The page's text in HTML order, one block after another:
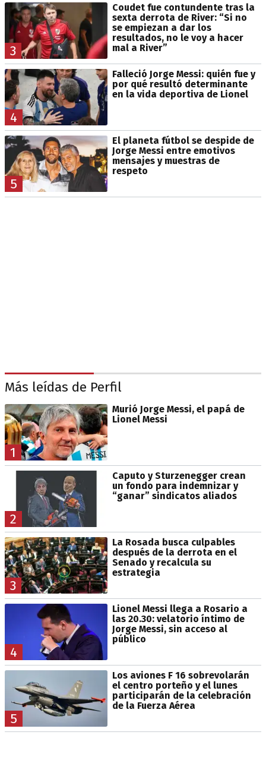
3
Coudet fue contundente tras la
sexta derrota de River: “Si no
se empiezan a dar los
resultados, no le voy a hacer
mal a River”
4
Falleció Jorge Messi: quién fue y
por qué resultó determinante
en la vida deportiva de Lionel
5
El planeta fútbol se despide de
Jorge Messi entre emotivos
mensajes y muestras de
respeto
Más leídas de Perfil
1
Murió Jorge Messi, el papá de
Lionel Messi
2
Caputo y Sturzenegger crean
un fondo para indemnizar y
“ganar” sindicatos aliados
3
La Rosada busca culpables
después de la derrota en el
Senado y recalcula su
estrategia
4
Lionel Messi llega a Rosario a
las 20.30: velatorio íntimo de
Jorge Messi, sin acceso al
público
5
Los aviones F 16 sobrevolarán
el centro porteño y el lunes
participarán de la celebración
de la Fuerza Aérea